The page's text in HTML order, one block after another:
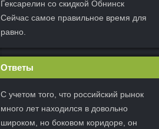
Гексарелин со скидкой Обнинск
Сейчас самое правильное время для
равно.
Ответы
С учетом того, что российский рынок
много лет находился в довольно
широком, но боковом коридоре, он